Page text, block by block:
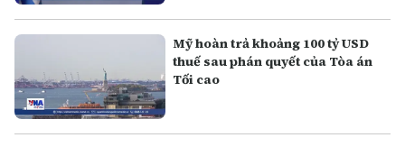
Mỹ hoàn trả khoảng 100 tỷ USD
thuế sau phán quyết của Tòa án
Tối cao